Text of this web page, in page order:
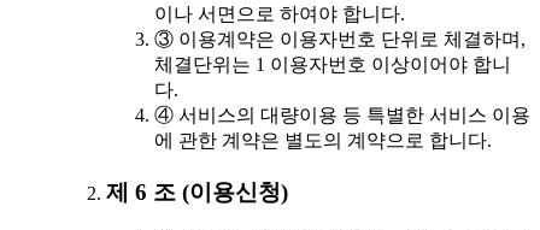
이나 서면으로 하여야 합니다.
③ 이용계약은 이용자번호 단위로 체결하며,
체결단위는 1 이용자번호 이상이어야 합니
다.
④ 서비스의 대량이용 등 특별한 서비스 이용
에 관한 계약은 별도의 계약으로 합니다.
제 6 조 (이용신청)